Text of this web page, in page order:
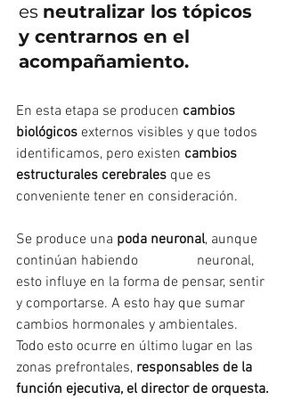
es neutralizar los tópicos
y centrarnos en el
acompañamiento.
En esta etapa se producen cambios
biológicos externos visibles y que todos
identificamos, pero existen cambios
estructurales cerebrales que es
conveniente tener en consideración.
Se produce una poda neuronal, aunque
continúan habiendo
neuronal,
esto influye en la forma de pensar, sentir
y comportarse. A esto hay que sumar
cambios hormonales y ambientales.
Todo esto ocurre en último lugar en las
zonas prefrontales, responsables de la
función ejecutiva, el director de orquesta.